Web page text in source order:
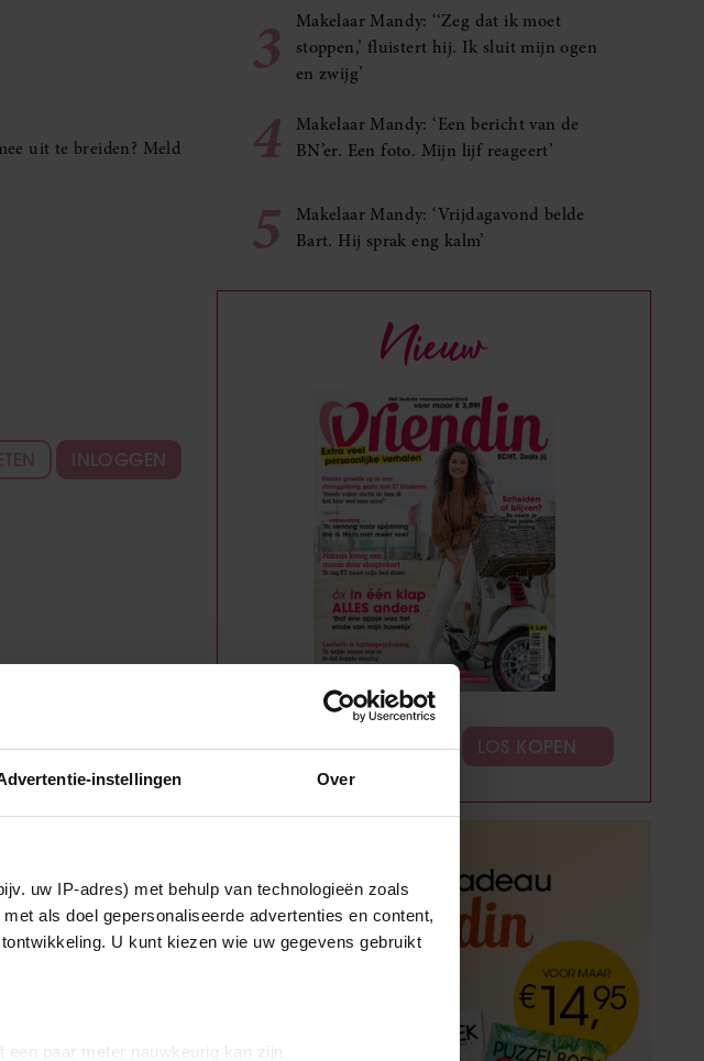
instellingen Over
uw IP-adres) met behulp van technologieën zoals
als doel gepersonaliseerde advertenties en content,
U kunt kiezen wie uw gegevens gebruikt
een paar meter nauwkeurig kan zijn
uit te breiden? Meld
INLOGGEN
3
Makelaar Mandy: ‘‘Zeg dat ik moet
stoppen,’ fluistert hij. Ik sluit mijn ogen
en zwijg’
4
Makelaar Mandy: ‘Een bericht van de
BN’er. Een foto. Mijn lijf reageert’
5
Makelaar Mandy: ‘Vrijdagavond belde
Bart. Hij sprak eng kalm’
Nieuw
ABONNEREN LOS KOPEN